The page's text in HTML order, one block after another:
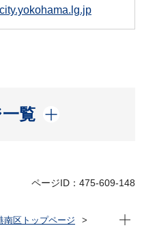
覧
く
ページID：475-609-148
南区トップページ
現在